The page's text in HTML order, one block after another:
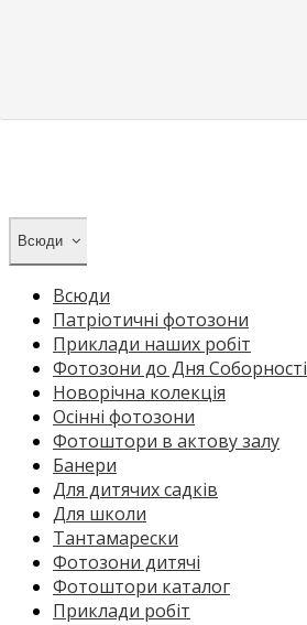
Всюди
Всюди
Патріотичні фотозони
Приклади наших робіт
Фотозони до Дня Соборності
Новорічна колекція
Осінні фотозони
Фотоштори в актову залу
Банери
Для дитячих садків
Для школи
Тантамарески
Фотозони дитячі
Фотоштори каталог
Приклади робіт